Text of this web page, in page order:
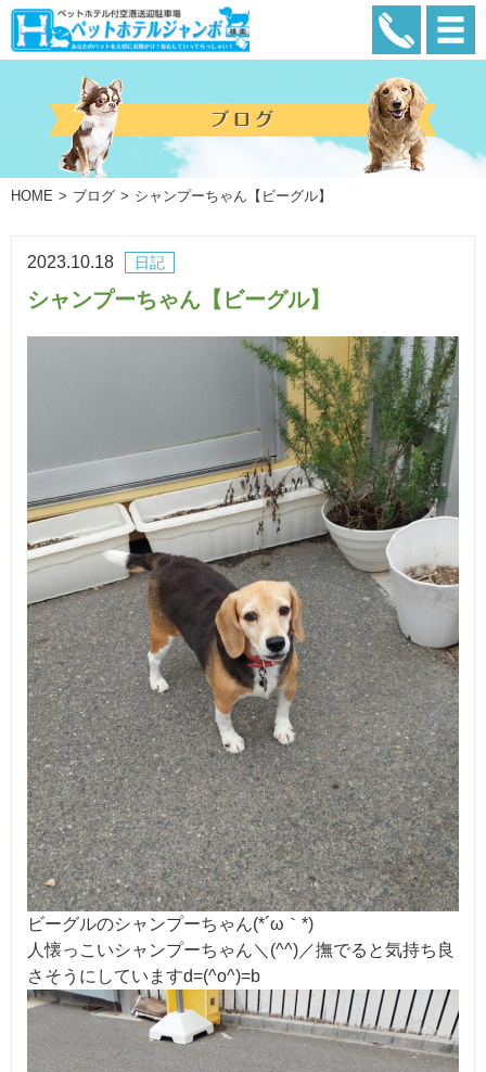
HOME ブログ シャンプーちゃん【ビーグル】
日記
2023.10.18
シャンプーちゃん【ビーグル】
ビーグルのシャンプーちゃん(*´ω｀*)
人懐っこいシャンプーちゃん＼(^^)／撫でると気持ち良
さそうにしていますd=(^o^)=b